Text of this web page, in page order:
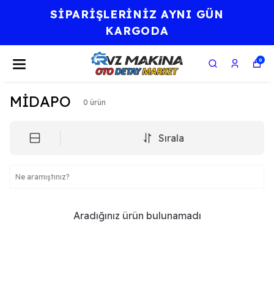
SİPARİŞLERİNİZ AYNI GÜN
KARGODA
0
MİDAPO 0 ürün
Sırala
Aradığınız ürün bulunamadı